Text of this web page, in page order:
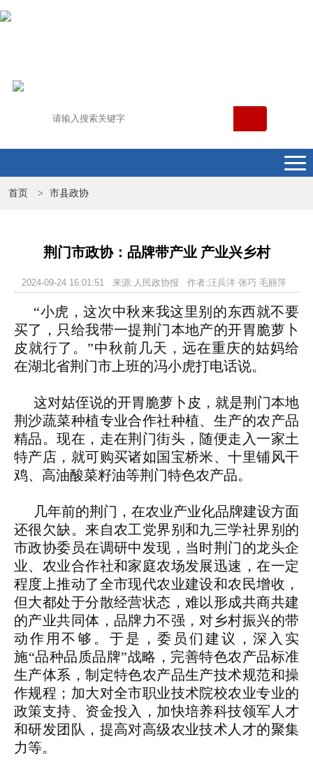
首页 > 市县政协
荆门市政协：品牌带产业 产业兴乡村
2024-09-24 16:01:51 来源:人民政协报 作者:汪兵洋 张巧 毛丽萍
“小虎，这次中秋来我这里别的东西就不要
买了，只给我带一提荆门本地产的开胃脆萝卜
皮就行了。”中秋前几天，远在重庆的姑妈给
在湖北省荆门市上班的冯小虎打电话说。
这对姑侄说的开胃脆萝卜皮，就是荆门本地
荆沙蔬菜种植专业合作社种植、生产的农产品
精品。现在，走在荆门街头，随便走入一家土
特产店，就可购买诸如国宝桥米、十里铺风干
鸡、高油酸菜籽油等荆门特色农产品。
几年前的荆门，在农业产业化品牌建设方面
还很欠缺。来自农工党界别和九三学社界别的
市政协委员在调研中发现，当时荆门的龙头企
业、农业合作社和家庭农场发展迅速，在一定
程度上推动了全市现代农业建设和农民增收，
但大都处于分散经营状态，难以形成共商共建
的产业共同体，品牌力不强，对乡村振兴的带
动作用不够。于是，委员们建议，深入实
施“品种品质品牌”战略，完善特色农产品标准
生产体系，制定特色农产品生产技术规范和操
作规程；加大对全市职业技术院校农业专业的
政策支持、资金投入，加快培养科技领军人才
和研发团队，提高对高级农业技术人才的聚集
力等。